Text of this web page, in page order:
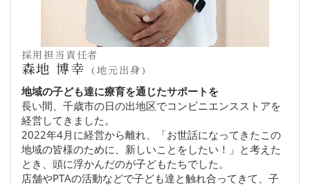
採用担当責任者
森地 博幸 (地元出身)
地域の子ども達に療育を通じたサポートを
長い間、千歳市の日の出地区でコンビニエンスストアを
経営してきました。
2022年4月に経営から離れ、「お世話になってきたこの
地域の皆様のために、新しいことをしたい！」と考えた
とき、頭に浮かんだのが子どもたちでした。
店舗やPTAの活動などで子ども達と触れ合ってきて、子